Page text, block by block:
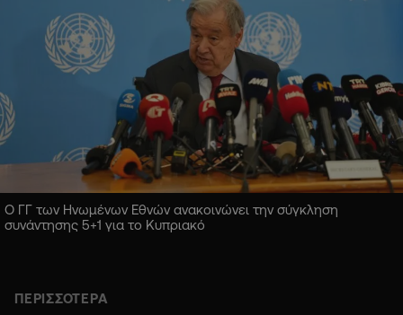
Ο ΓΓ των Ηνωμένων Εθνών ανακοινώνει την σύγκληση
συνάντησης 5+1 για το Κυπριακό
ΠΕΡΙΣΣΟΤΕΡΑ